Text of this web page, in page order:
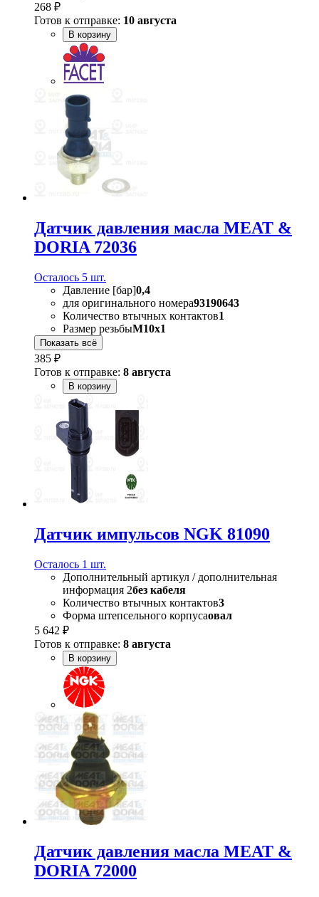
268 ₽
Готов к отправке: 10 августа
В корзину
Датчик давления масла MEAT &
DORIA 72036
Осталось 5 шт.
Давление [бар]0,4
для оригинального номера93190643
Количество втычных контактов1
Размер резьбыM10x1
Показать всё
385 ₽
Готов к отправке: 8 августа
В корзину
Датчик импульсов NGK 81090
Осталось 1 шт.
Дополнительный артикул / дополнительная
информация 2без кабеля
Количество втычных контактов3
Форма штепсельного корпусаовал
5 642 ₽
Готов к отправке: 8 августа
В корзину
Датчик давления масла MEAT &
DORIA 72000